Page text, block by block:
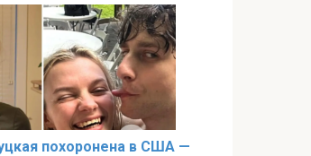
похоронена в США —